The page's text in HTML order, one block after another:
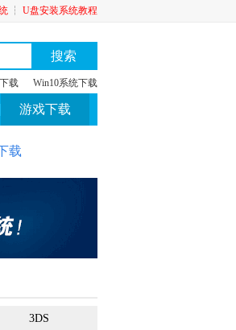
┆ U盘安装系统教程
搜索
载 Win10系统下载
游戏下载
载
3DS